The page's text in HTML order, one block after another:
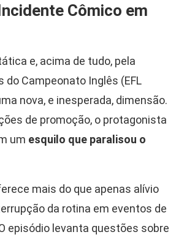
Cômico em
e, acima de tudo, pela
Campeonato Inglês (EFL
nova, e inesperada, dimensão.
de promoção, o protagonista
um esquilo que paralisou o
mais do que apenas alívio
da rotina em eventos de
episódio levanta questões sobre